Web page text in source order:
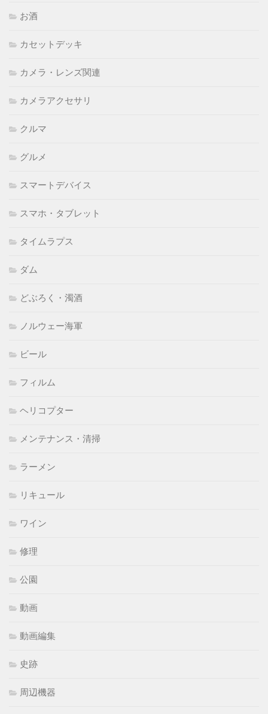
お酒
カセットデッキ
カメラ・レンズ関連
カメラアクセサリ
クルマ
グルメ
スマートデバイス
スマホ・タブレット
タイムラプス
ダム
どぶろく・濁酒
ノルウェー海軍
ビール
フィルム
ヘリコプター
メンテナンス・清掃
ラーメン
リキュール
ワイン
修理
公園
動画
動画編集
史跡
周辺機器